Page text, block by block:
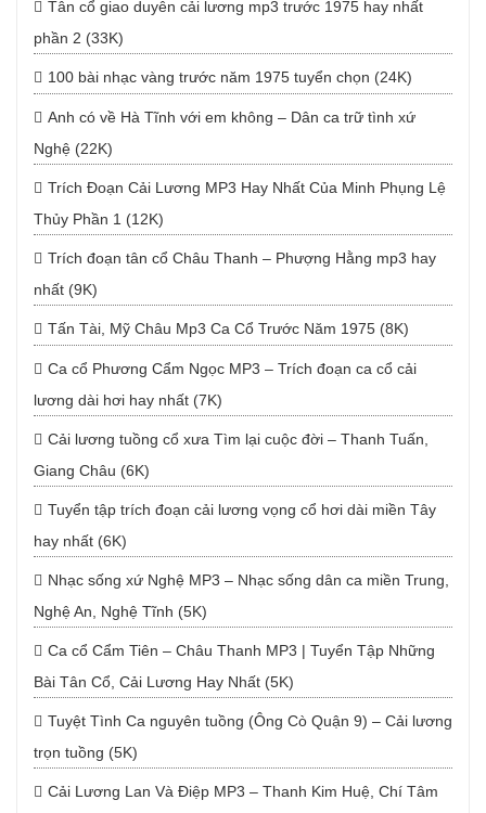
Tân cổ giao duyên cải lương mp3 trước 1975 hay nhất
phần 2 (33K)
100 bài nhạc vàng trước năm 1975 tuyển chọn (24K)
Anh có về Hà Tĩnh với em không – Dân ca trữ tình xứ
Nghệ (22K)
Trích Đoạn Cải Lương MP3 Hay Nhất Của Minh Phụng Lệ
Thủy Phần 1 (12K)
Trích đoạn tân cổ Châu Thanh – Phượng Hằng mp3 hay
nhất (9K)
Tấn Tài, Mỹ Châu Mp3 Ca Cổ Trước Năm 1975 (8K)
Ca cổ Phương Cẩm Ngọc MP3 – Trích đoạn ca cổ cải
lương dài hơi hay nhất (7K)
Cải lương tuồng cổ xưa Tìm lại cuộc đời – Thanh Tuấn,
Giang Châu (6K)
Tuyển tập trích đoạn cải lương vọng cổ hơi dài miền Tây
hay nhất (6K)
Nhạc sống xứ Nghệ MP3 – Nhạc sống dân ca miền Trung,
Nghệ An, Nghệ Tĩnh (5K)
Ca cổ Cẩm Tiên – Châu Thanh MP3 | Tuyển Tập Những
Bài Tân Cổ, Cải Lương Hay Nhất (5K)
Tuyệt Tình Ca nguyên tuồng (Ông Cò Quận 9) – Cải lương
trọn tuồng (5K)
Cải Lương Lan Và Điệp MP3 – Thanh Kim Huệ, Chí Tâm